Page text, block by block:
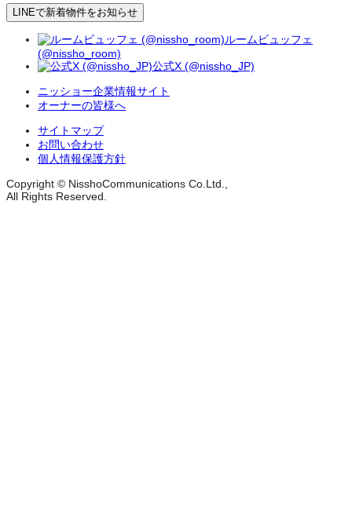
LINEで新着物件をお知らせ
ルームビュッフェ
(@nissho_room)
公式X (@nissho_JP)
ニッショー企業情報サイト
オーナーの皆様へ
サイトマップ
お問い合わせ
個人情報保護方針
Copyright © NisshoCommunications Co.Ltd.,
All Rights Reserved.